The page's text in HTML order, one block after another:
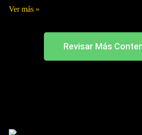
Ver más »
Revisar Más